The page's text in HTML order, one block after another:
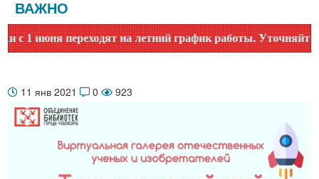
ВАЖНО
июня переходят на летний график работы. Уточняйте
11 янв 2021 0 923